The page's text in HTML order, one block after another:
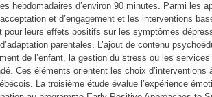
hebdomadaires d’environ 90 minutes. Parmi les
et d’engagement et les interventions
pour leurs effets positifs sur les symptômes
parentales. L’ajout de contenu
de l’enfant, la gestion du stress ou les
Ces éléments orientent les choix
La troisième étude évalue l’expérience